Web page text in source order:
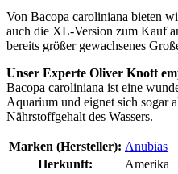
Von Bacopa caroliniana bieten
auch die XL-Version zum Kauf
bereits größer gewachsenes
Unser Experte Oliver Knott
Bacopa caroliniana ist eine
Aquarium und eignet sich sogar
Nährstoffgehalt des Wassers.
Marken (Hersteller): Anubias
Herkunft:
Amerika